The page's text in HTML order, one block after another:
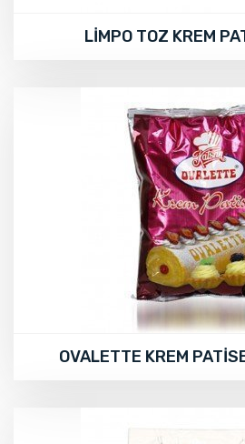
LİMPO TOZ KREM
OVALETTE KREM